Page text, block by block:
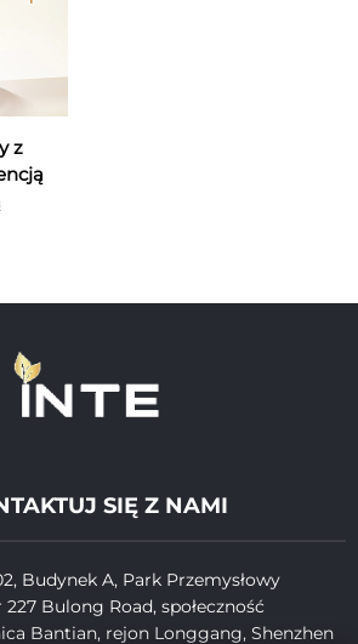
z
SIĘ Z NAMI
Budynek A, Park Przemysłowy
Bulong Road, społeczność
Bantian, rejon Longgang, Shenzhen